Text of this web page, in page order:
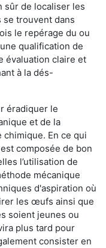
sûr de localiser les
trouvent dans
le repérage du ou
qualification de
évaluation claire et
à la dés-
éradiquer le
et de la
En ce qui
composée de bon
l’utilisation de
mécanique
d'aspiration où
les œufs ainsi que
soient jeunes ou
plus tard pour
consister en